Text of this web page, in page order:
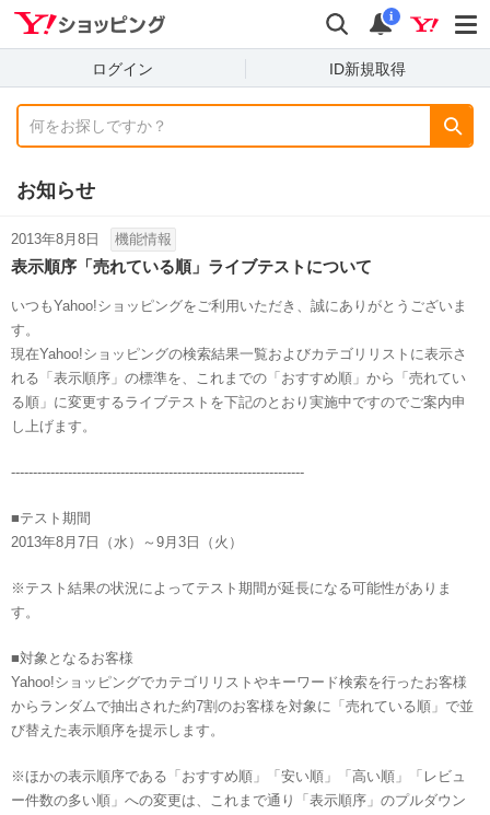
検索
通知
i
ログイン ID新規取得
お知らせ
2013年8月8日 機能情報
表示順序「売れている順」ライブテストについて
いつもYahoo!ショッピングをご利用いただき、誠にありがとうございま
す。
現在Yahoo!ショッピングの検索結果一覧およびカテゴリリストに表示さ
れる「表示順序」の標準を、これまでの「おすすめ順」から「売れてい
る順」に変更するライブテストを下記のとおり実施中ですのでご案内申
し上げます。
-------------------------------------------------------------------
■テスト期間
2013年8月7日（水）～9月3日（火）
※テスト結果の状況によってテスト期間が延長になる可能性がありま
す。
■対象となるお客様
Yahoo!ショッピングでカテゴリリストやキーワード検索を行ったお客様
からランダムで抽出された約7割のお客様を対象に「売れている順」で並
び替えた表示順序を提示します。
※ほかの表示順序である「おすすめ順」「安い順」「高い順」「レビュ
ー件数の多い順」への変更は、これまで通り「表示順序」のプルダウン